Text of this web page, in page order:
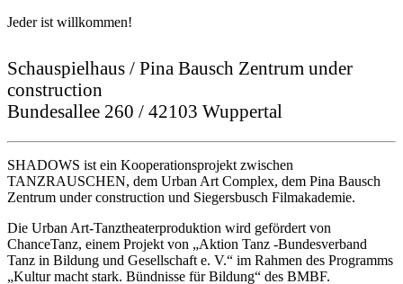
Jeder ist willkommen!
Schauspielhaus / Pina Bausch Zentrum under
construction
Bundesallee 260 / 42103 Wuppertal
SHADOWS ist ein Kooperationsprojekt zwischen
TANZRAUSCHEN, dem Urban Art Complex, dem Pina Bausch
Zentrum under construction und Siegersbusch Filmakademie.
Die Urban Art-Tanztheaterproduktion wird gefördert von
ChanceTanz, einem Projekt von „Aktion Tanz -Bundesverband
Tanz in Bildung und Gesellschaft e. V.“ im Rahmen des Programms
„Kultur macht stark. Bündnisse für Bildung“ des BMBF.